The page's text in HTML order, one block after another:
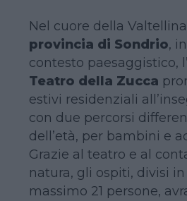
Nel cuore della
provincia di Sondrio,
contesto paesaggistico, l’
Teatro della Zucca
estivi residenziali
con due percorsi
dell’età, per bambini e
Grazie al teatro e al
natura, gli ospiti, divisi
massimo 21 persone,